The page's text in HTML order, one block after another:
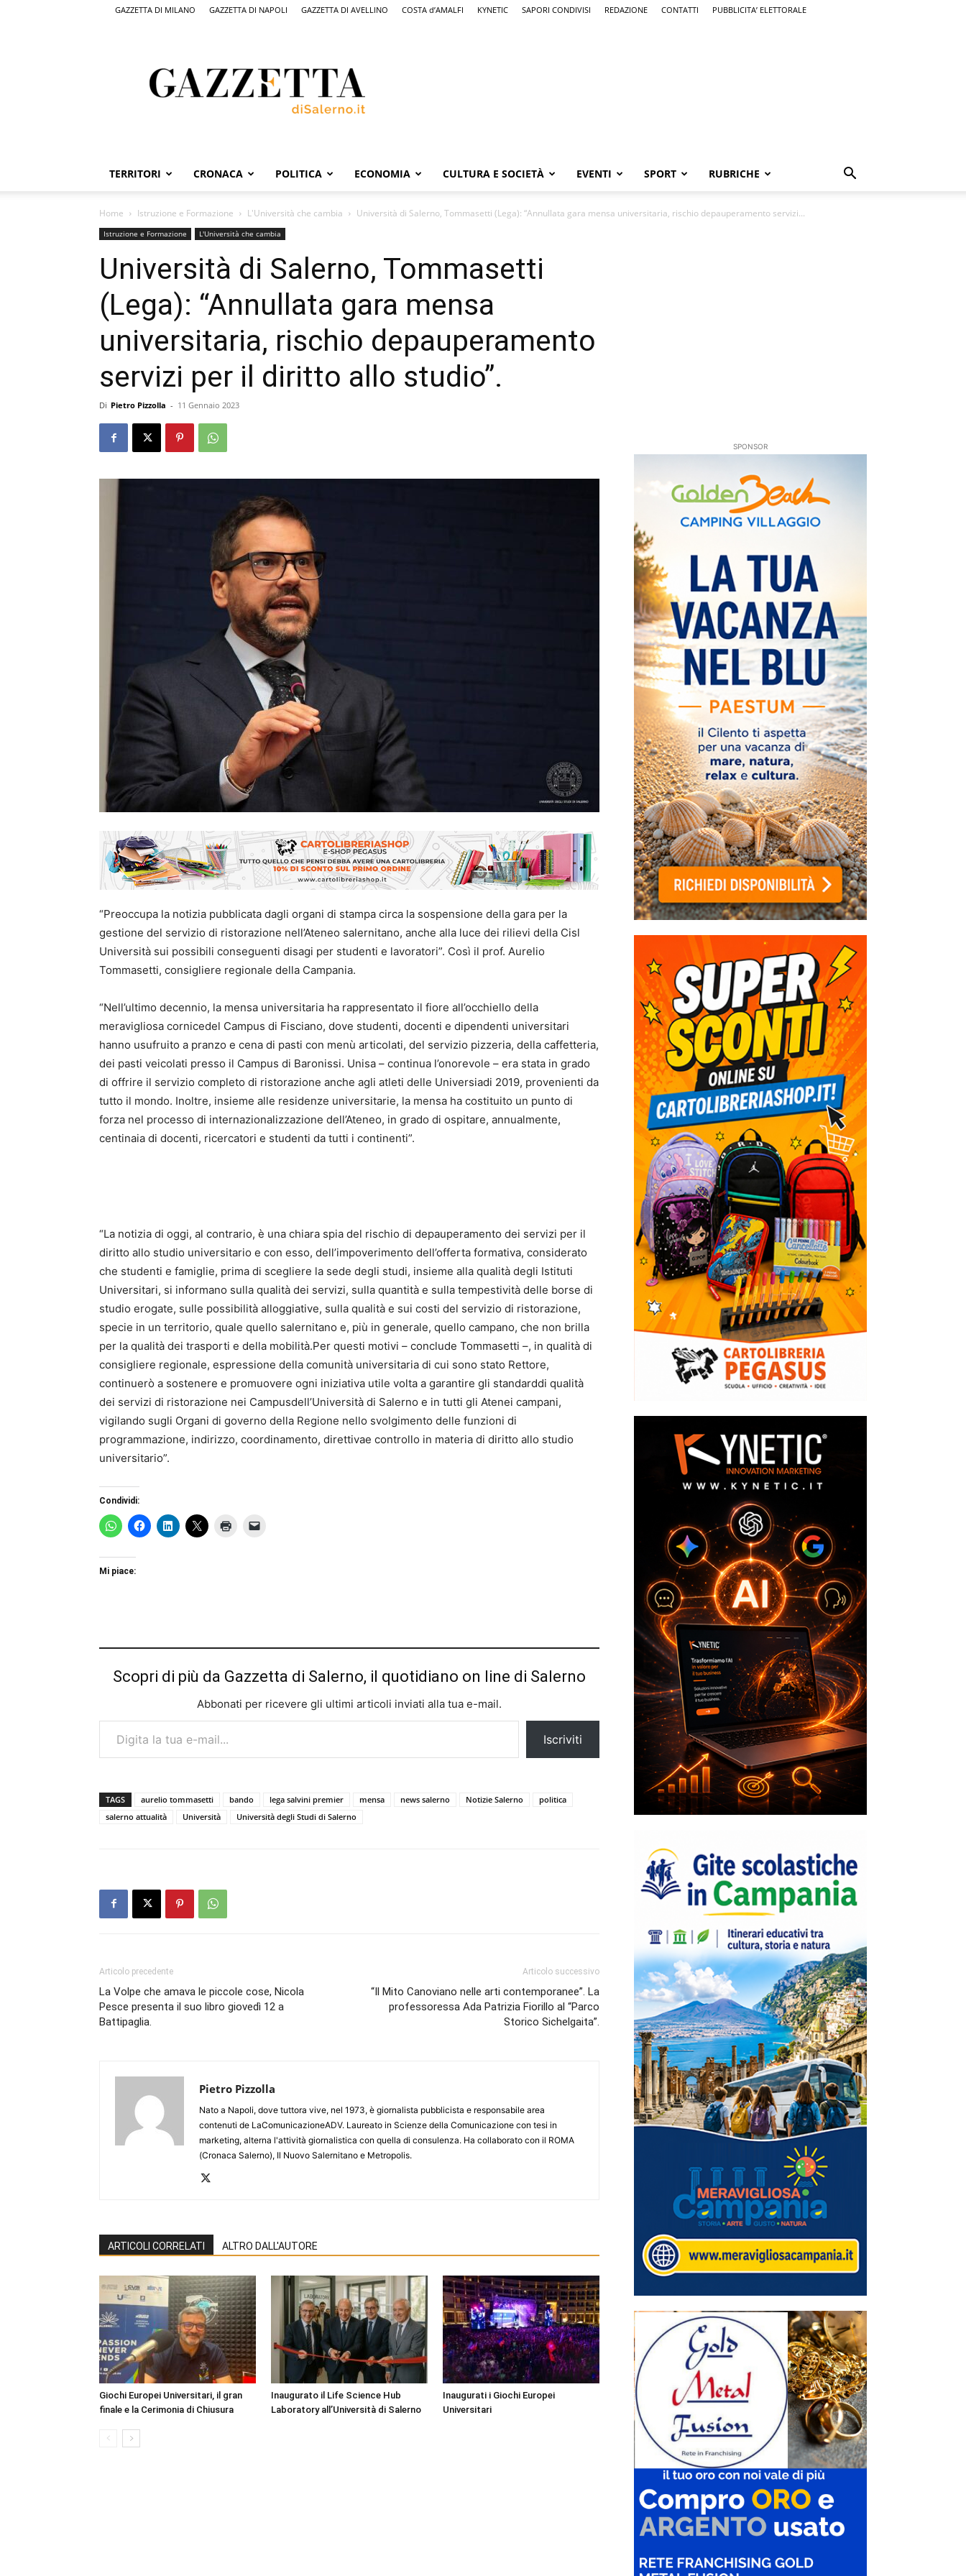
GAZZETTA DI MILANO GAZZETTA DI NAPOLI GAZZETTA DI AVELLINO COSTA d’AMALFI KYNETIC SAPORI CONDIVISI REDAZIONE CONTATTI PUBBLICITA’ ELETTORALE
Salerno,
il
quotidiano
Salerno
TERRITORI CRONACA POLITICA ECONOMIA CULTURA E SOCIETÀ EVENTI SPORT RUBRICHE
Home Istruzione e Formazione L'Università che cambia Università di Salerno, Tommasetti (Lega): “Annullata gara mensa universitaria, rischio depauperamento servizi...
Istruzione e Formazione L'Università che cambia
Università di Salerno, Tommasetti
(Lega): “Annullata gara mensa
universitaria, rischio depauperamento
servizi per il diritto allo studio”.
Di Pietro Pizzolla - 11 Gennaio 2023
“Preoccupa la notizia pubblicata dagli organi di stampa circa la sospensione della gara per la
gestione del servizio di ristorazione nell’Ateneo salernitano, anche alla luce dei rilievi della Cisl
Università sui possibili conseguenti disagi per studenti e lavoratori”. Così il prof. Aurelio
Tommasetti, consigliere regionale della Campania.
“Nell’ultimo decennio, la mensa universitaria ha rappresentato il fiore all’occhiello della
meravigliosa cornicedel Campus di Fisciano, dove studenti, docenti e dipendenti universitari
hanno usufruito a pranzo e cena di pasti con menù articolati, del servizio pizzeria, della caffetteria,
dei pasti veicolati presso il Campus di Baronissi. Unisa – continua l’onorevole – era stata in grado
di offrire il servizio completo di ristorazione anche agli atleti delle Universiadi 2019, provenienti da
tutto il mondo. Inoltre, insieme alle residenze universitarie, la mensa ha costituito un punto di
forza nel processo di internazionalizzazione dell’Ateneo, in grado di ospitare, annualmente,
centinaia di docenti, ricercatori e studenti da tutti i continenti”.
“La notizia di oggi, al contrario, è una chiara spia del rischio di depauperamento dei servizi per il
diritto allo studio universitario e con esso, dell’impoverimento dell’offerta formativa, considerato
che studenti e famiglie, prima di scegliere la sede degli studi, insieme alla qualità degli Istituti
Universitari, si informano sulla qualità dei servizi, sulla quantità e sulla tempestività delle borse di
studio erogate, sulle possibilità alloggiative, sulla qualità e sui costi del servizio di ristorazione,
specie in un territorio, quale quello salernitano e, più in generale, quello campano, che non brilla
per la qualità dei trasporti e della mobilità.Per questi motivi – conclude Tommasetti –, in qualità di
consigliere regionale, espressione della comunità universitaria di cui sono stato Rettore,
continuerò a sostenere e promuovere ogni iniziativa utile volta a garantire gli standarddi qualità
dei servizi di ristorazione nei Campusdell’Università di Salerno e in tutti gli Atenei campani,
vigilando sugli Organi di governo della Regione nello svolgimento delle funzioni di
programmazione, indirizzo, coordinamento, direttivae controllo in materia di diritto allo studio
universitario”.
Condividi:
Mi piace:
Scopri di più da Gazzetta di Salerno, il quotidiano on line di Salerno
Abbonati per ricevere gli ultimi articoli inviati alla tua e-mail.
Digita la tua e-mail...
Iscriviti
TAGS aurelio tommasetti bando lega salvini premier mensa news salerno Notizie Salerno
politica
salerno attualità
Università Università degli Studi di Salerno
Articolo precedente
La Volpe che amava le piccole cose, Nicola
Pesce presenta il suo libro giovedì 12 a
Battipaglia.
Articolo successivo
“Il Mito Canoviano nelle arti contemporanee”. La
professoressa Ada Patrizia Fiorillo al “Parco
Storico Sichelgaita”.
Pietro Pizzolla
Nato a Napoli, dove tuttora vive, nel 1973, è giornalista pubblicista e responsabile area
contenuti de LaComunicazioneADV. Laureato in Scienze della Comunicazione con tesi in
marketing, alterna l'attività giornalistica con quella di consulenza. Ha collaborato con il ROMA
(Cronaca Salerno), Il Nuovo Salernitano e Metropolis.
ARTICOLI CORRELATI ALTRO DALL'AUTORE
Giochi Europei Universitari, il gran
finale e la Cerimonia di Chiusura
Inaugurato il Life Science Hub
Laboratory all’Università di Salerno
Inaugurati i Giochi Europei
Universitari
SPONSOR